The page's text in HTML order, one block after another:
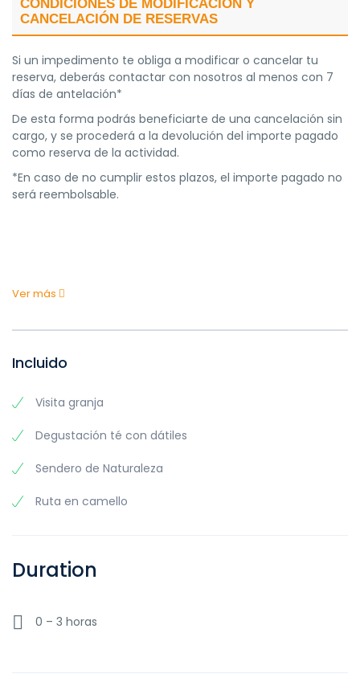
CONDICIONES DE MODIFICACIÓN Y
CANCELACIÓN DE RESERVAS
Si un impedimento te obliga a modificar o cancelar tu
reserva, deberás contactar con nosotros al menos con 7
días de antelación*
De esta forma podrás beneficiarte de una cancelación sin
cargo, y se procederá a la devolución del importe pagado
como reserva de la actividad.
*En caso de no cumplir estos plazos, el importe pagado no
será reembolsable.
Ver más
Incluido
Visita granja
Degustación té con dátiles
Sendero de Naturaleza
Ruta en camello
Duration
0 – 3 horas